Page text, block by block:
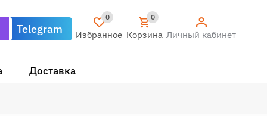
Telegram
0
Избранное
0
Корзина Личный кабинет
Доставка